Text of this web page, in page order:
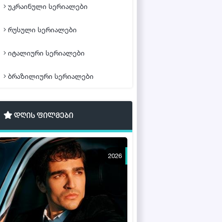
უკრაინული სერიალები
რუსული სერიალები
იტალიური სერიალები
ბრაზილიური სერიალები
დღის ფილმები
2026